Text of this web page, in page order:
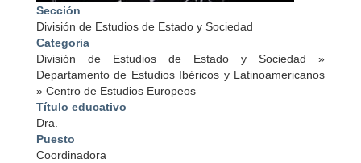
Sección
División de Estudios de Estado y Sociedad
Categoria
División de Estudios de Estado y Sociedad »
Departamento de Estudios Ibéricos y Latinoamericanos
» Centro de Estudios Europeos
Título educativo
Dra.
Puesto
Coordinadora